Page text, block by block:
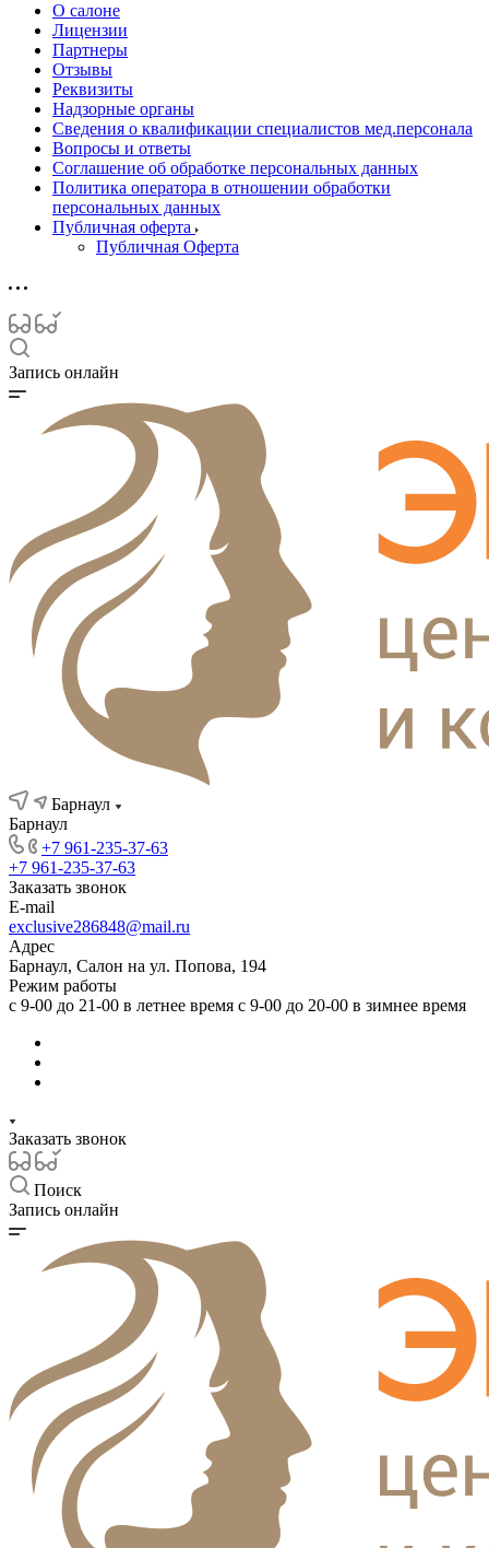
О салоне
Лицензии
Партнеры
Отзывы
Реквизиты
Надзорные органы
Сведения о квалификации специалистов мед.персонала
Вопросы и ответы
Соглашение об обработке персональных данных
Политика оператора в отношении обработки
персональных данных
Публичная оферта
Публичная Оферта
Запись онлайн
Барнаул
Барнаул
+7 961-235-37-63
+7 961-235-37-63
Заказать звонок
E-mail
exclusive286848@mail.ru
Адрес
Барнаул, Салон на ул. Попова, 194
Режим работы
с 9-00 до 21-00 в летнее время с 9-00 до 20-00 в зимнее время
Заказать звонок
Поиск
Запись онлайн